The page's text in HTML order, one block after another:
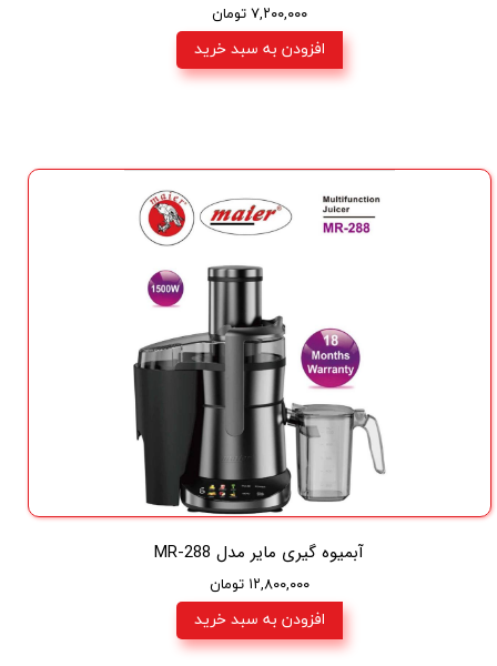
۷,۲۰۰,۰۰۰ تومان
افزودن به سبد خرید
آبمیوه گیری مایر مدل MR-288
۱۲,۸۰۰,۰۰۰ تومان
افزودن به سبد خرید